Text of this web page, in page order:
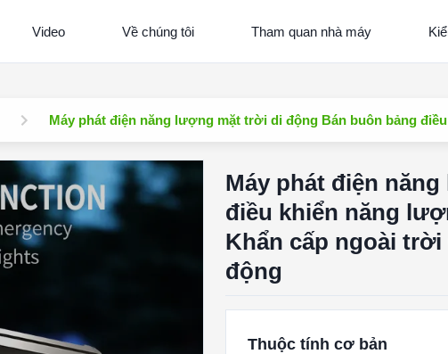
Video Về chúng tôi Tham quan nhà máy
Máy phát điện năng lượng mặt trời di động Bán buôn bảng
Máy phát điện
điều khiển năng
Khẩn cấp ngoài
động
Thuộc tính cơ bản